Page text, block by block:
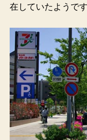
在していたようです